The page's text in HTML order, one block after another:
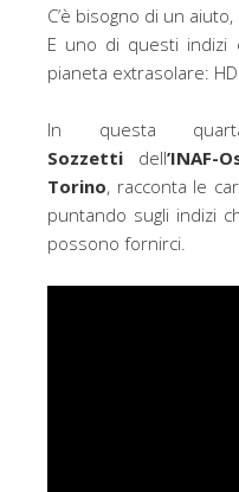
C’è bisogno di un
E uno di questi indizi
pianeta extrasolare:
In questa
Sozzetti dell
Torino, racconta le
puntando sugli indizi
possono fornirci.